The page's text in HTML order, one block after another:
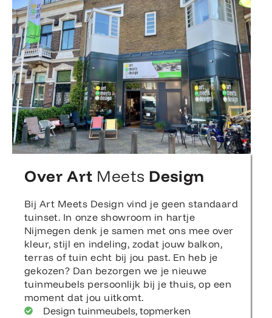
Over Art Meets Design
Bij Art Meets Design vind je geen standaard
tuinset. In onze showroom in hartje
Nijmegen denk je samen met ons mee over
kleur, stijl en indeling, zodat jouw balkon,
terras of tuin echt bij jou past. En heb je
gekozen? Dan bezorgen we je nieuwe
tuinmeubels persoonlijk bij je thuis, op een
moment dat jou uitkomt.
Design tuinmeubels, topmerken